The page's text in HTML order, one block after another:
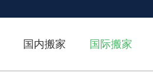
国内搬家 国际搬家